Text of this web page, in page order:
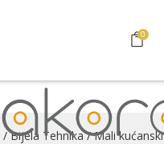
0
/Bijela Tehnika/Mali kućanski